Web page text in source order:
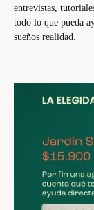
entrevistas,
todo lo que pueda
sueños realidad.